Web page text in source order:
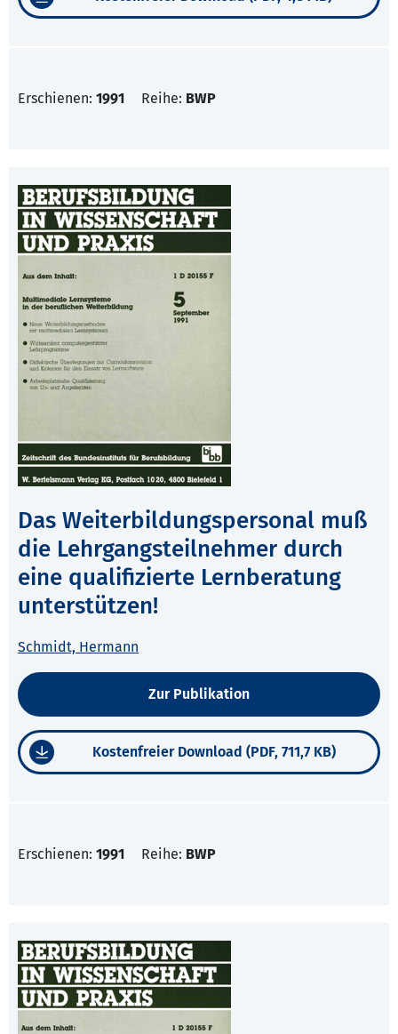
Erschienen: 1991 Reihe: BWP
Das Weiterbildungspersonal muß
die Lehrgangsteilnehmer durch
eine qualifizierte Lernberatung
unterstützen!
Schmidt, Hermann
Zur Publikation
Kostenfreier Download (PDF, 711,7 KB)
Erschienen: 1991 Reihe: BWP